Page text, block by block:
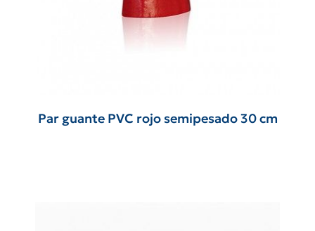
Par guante PVC rojo semipesado 30 cm